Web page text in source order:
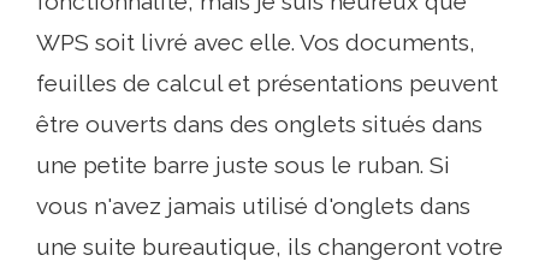
WPS soit livré avec elle. Vos documents,
feuilles de calcul et présentations peuvent
être ouverts dans des onglets situés dans
une petite barre juste sous le ruban. Si
vous n'avez jamais utilisé d'onglets dans
une suite bureautique, ils changeront votre